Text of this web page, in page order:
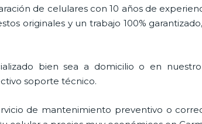
de celulares con 10 años de
originales y un trabajo 100%
bien sea a domicilio o en
soporte técnico.
de mantenimiento preventivo o